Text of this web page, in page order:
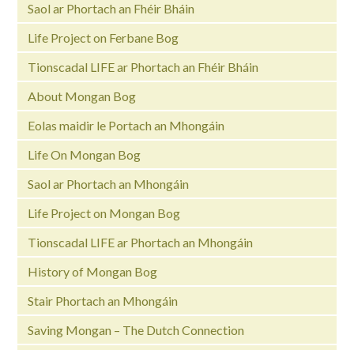
Saol ar Phortach an Fhéir Bháin
Life Project on Ferbane Bog
Tionscadal LIFE ar Phortach an Fhéir Bháin
About Mongan Bog
Eolas maidir le Portach an Mhongáin
Life On Mongan Bog
Saol ar Phortach an Mhongáin
Life Project on Mongan Bog
Tionscadal LIFE ar Phortach an Mhongáin
History of Mongan Bog
Stair Phortach an Mhongáin
Saving Mongan – The Dutch Connection